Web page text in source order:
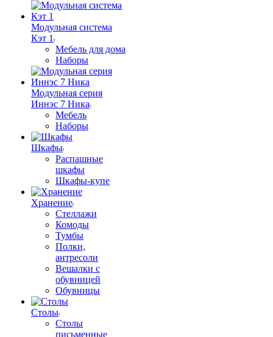
Модульная система
Кэт 1
Мебель для дома
Наборы
Модульная серия
Иннэс 7 Ника
Мебель
Наборы
Шкафы
Распашные
шкафы
Шкафы-купе
Хранение
Стеллажи
Комоды
Тумбы
Полки,
антресоли
Вешалки с
обувницей
Обувницы
Столы
Столы
письменные